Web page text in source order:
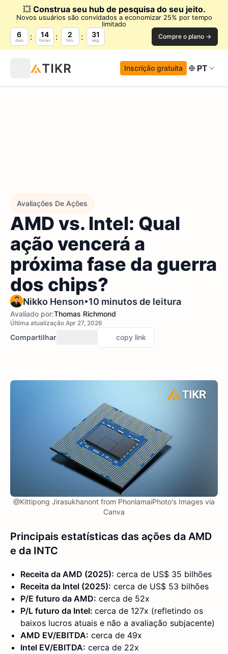
💥 Construa seu hub de pesquisa do seu jeito.
Novos usuários são convidados a economizar 25% por tempo
limitado
6
dias
14
horas
2
min.
30
seg. Compre o plano →
Inscrição gratuita PT
Avaliações De Ações
AMD vs. Intel: Qual
ação vencerá a
próxima fase da guerra
dos chips?
Nikko Henson•10 minutos de leitura
Avaliado por:Thomas Richmond
Última atualização Apr 27, 2026
Compartilhar copy link
@Kittipong Jirasukhanont from PhonlamaiPhoto's Images via
Canva
Principais estatísticas das ações da AMD
e da INTC
Receita da AMD (2025): cerca de US$ 35 bilhões
Receita da Intel (2025): cerca de US$ 53 bilhões
P/E futuro da AMD: cerca de 52x
P/L futuro da Intel: cerca de 127x (refletindo os
baixos lucros atuais e não a avaliação subjacente)
AMD EV/EBITDA: cerca de 49x
Intel EV/EBITDA: cerca de 22x